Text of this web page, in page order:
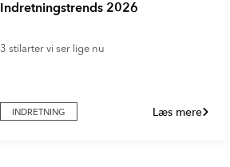
Indretningstrends 2026
3 stilarter vi ser lige nu
INDRETNING Læs mere